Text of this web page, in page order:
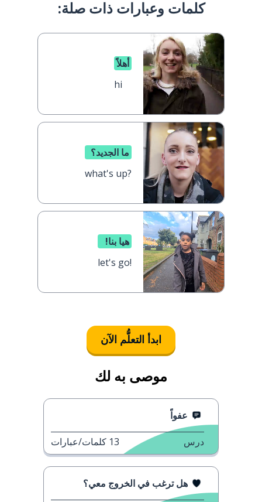
كلمات وعبارات ذات صلة:
أهلاً
hi
ما الجديد؟
what's up?
هيا بنا!
let's go!
ابدأ التعلُّم الآن
موصى به لك
عفواً
درس 13 كلمات/عبارات
هل ترغب في الخروج معي؟